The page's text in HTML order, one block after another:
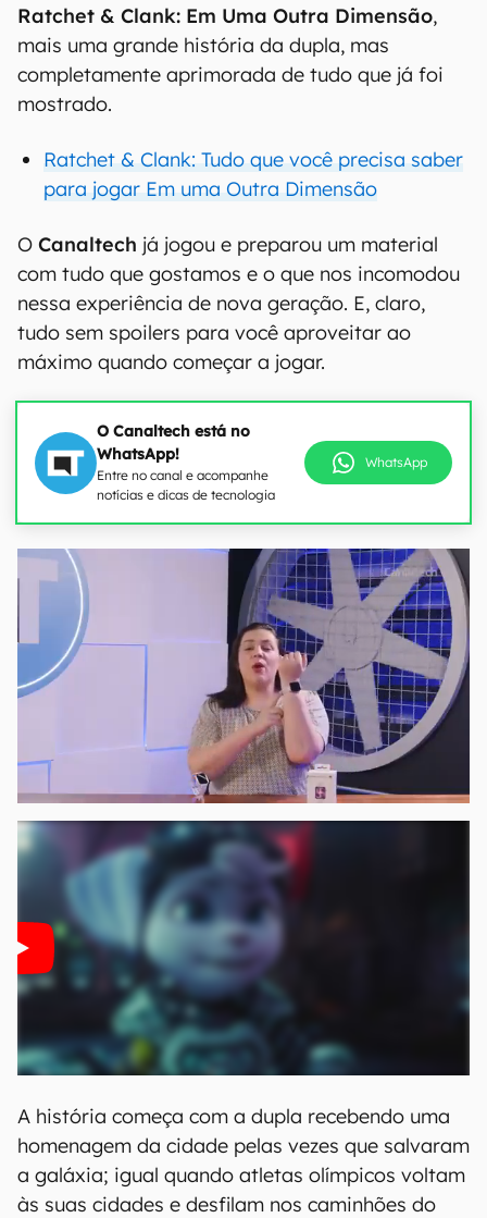
Ratchet & Clank: Em Uma Outra Dimensão,
mais uma grande história da dupla, mas
completamente aprimorada de tudo que já foi
mostrado.
Ratchet & Clank: Tudo que você precisa saber
para jogar Em uma Outra Dimensão
O Canaltech já jogou e preparou um material
com tudo que gostamos e o que nos incomodou
nessa experiência de nova geração. E, claro,
tudo sem spoilers para você aproveitar ao
máximo quando começar a jogar.
O Canaltech está no
WhatsApp!
Entre no canal e acompanhe
notícias e dicas de tecnologia
WhatsApp
A história começa com a dupla recebendo uma
homenagem da cidade pelas vezes que salvaram
a galáxia; igual quando atletas olímpicos voltam
às suas cidades e desfilam nos caminhões do